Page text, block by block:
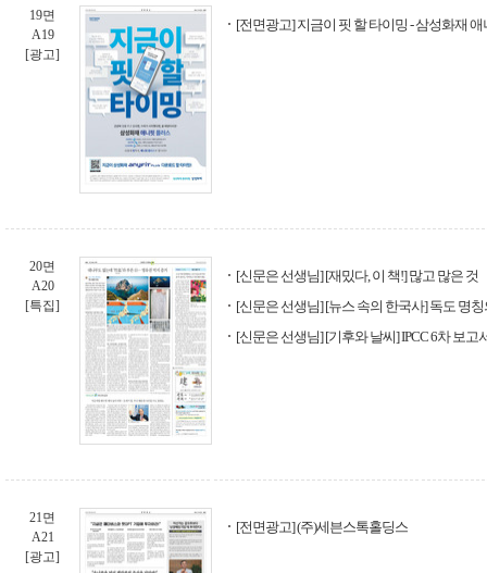
19면
A19
[광고]
[전면광고] 지금이 핏 할 타이밍 - 삼성화재
20면
A20
[특집]
[신문은 선생님] [재밌다, 이 책!] 많고 많은 것
[신문은 선생님] [뉴스 속의 한국사] 독도 명
[신문은 선생님] [기후와 날씨] IPCC 6차 보고
21면
A21
[광고]
[전면광고] (주)세븐스톡홀딩스